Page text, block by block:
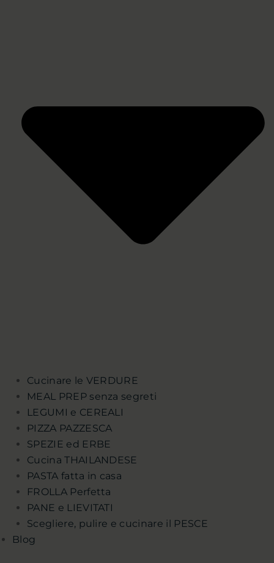
Cucinare le VERDURE
MEAL PREP senza segreti
LEGUMI e CEREALI
PIZZA PAZZESCA
SPEZIE ed ERBE
Cucina THAILANDESE
PASTA fatta in casa
FROLLA Perfetta
PANE e LIEVITATI
Scegliere, pulire e cucinare il PESCE
Blog